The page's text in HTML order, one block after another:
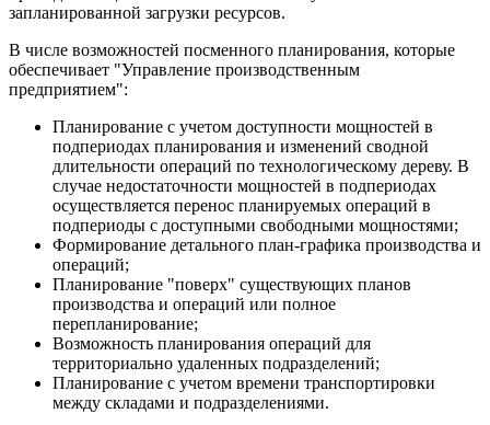
запланированной загрузки ресурсов.
В числе возможностей посменного планирования, которые
обеспечивает "Управление производственным
предприятием":
Планирование с учетом доступности мощностей в
подпериодах планирования и изменений сводной
длительности операций по технологическому дереву. В
случае недостаточности мощностей в подпериодах
осуществляется перенос планируемых операций в
подпериоды с доступными свободными мощностями;
Формирование детального план-графика производства и
операций;
Планирование "поверх" существующих планов
производства и операций или полное
перепланирование;
Возможность планирования операций для
территориально удаленных подразделений;
Планирование с учетом времени транспортировки
между складами и подразделениями.